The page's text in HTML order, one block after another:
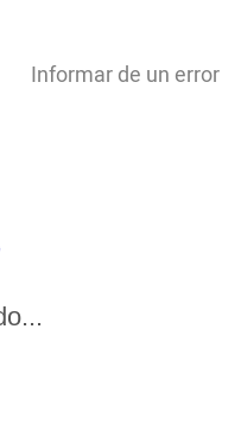
Informar de un error